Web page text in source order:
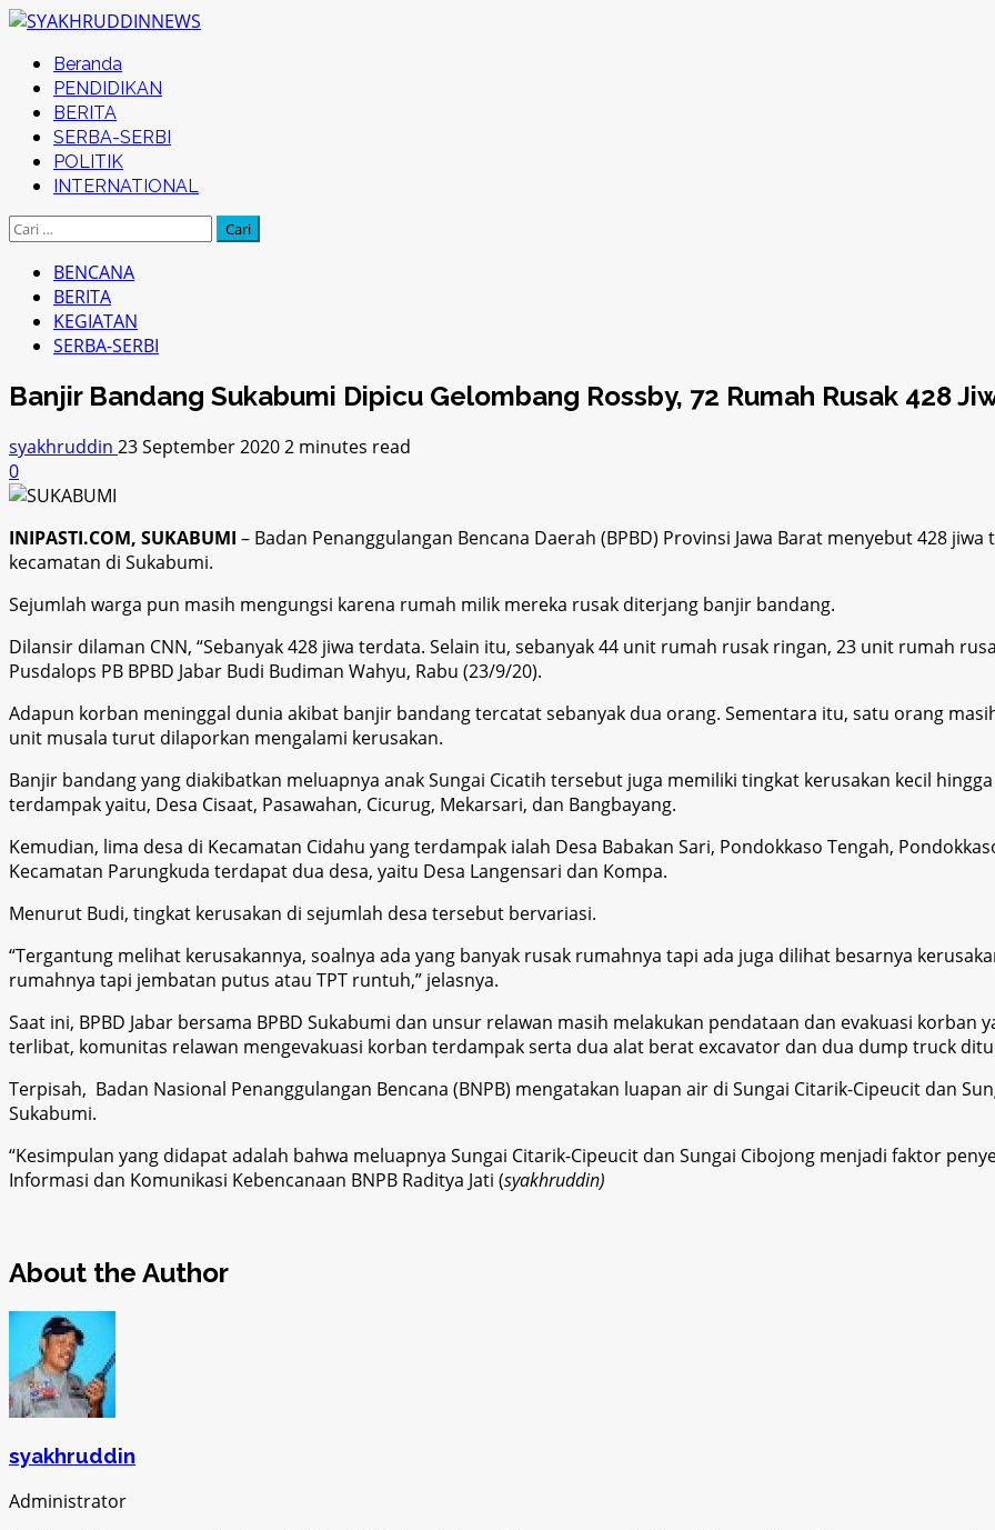
Skip
content
Primary
Menu
Beranda
PENDIDIKAN
BERITA
SERBA-SERBI
POLITIK
INTERNATIONAL
Cari
BENCANA
BERITA
KEGIATAN
SERBA-SERBI
Banjir Bandang Sukabumi Dipicu Gelombang Rossby, 72 Rumah Rusak 428
syakhruddin 23 September 20202 minutes read
0
INIPASTI.COM, SUKABUMI – Badan Penanggulangan Bencana Daerah (BPBD) Provinsi Jawa Barat menyebut 428
kecamatan di Sukabumi.
Sejumlah warga pun masih mengungsi karena rumah milik mereka rusak diterjang banjir bandang.
Dilansir dilaman CNN, “Sebanyak 428 jiwa terdata. Selain itu, sebanyak 44 unit rumah rusak ringan, 23 unit rumah
Pusdalops PB BPBD Jabar Budi Budiman Wahyu, Rabu (23/9/20).
Adapun korban meninggal dunia akibat banjir bandang tercatat sebanyak dua orang. Sementara itu, satu orang
unit musala turut dilaporkan mengalami kerusakan.
Banjir bandang yang diakibatkan meluapnya anak Sungai Cicatih tersebut juga memiliki tingkat kerusakan kecil
terdampak yaitu, Desa Cisaat, Pasawahan, Cicurug, Mekarsari, dan Bangbayang.
Kemudian, lima desa di Kecamatan Cidahu yang terdampak ialah Desa Babakan Sari, Pondokkaso Tengah,
Kecamatan Parungkuda terdapat dua desa, yaitu Desa Langensari dan Kompa.
Menurut Budi, tingkat kerusakan di sejumlah desa tersebut bervariasi.
“Tergantung melihat kerusakannya, soalnya ada yang banyak rusak rumahnya tapi ada juga dilihat besarnya
rumahnya tapi jembatan putus atau TPT runtuh,” jelasnya.
Saat ini, BPBD Jabar bersama BPBD Sukabumi dan unsur relawan masih melakukan pendataan dan evakuasi korban
terlibat, komunitas relawan mengevakuasi korban terdampak serta dua alat berat excavator dan dua dump truck
Terpisah, Badan Nasional Penanggulangan Bencana (BNPB) mengatakan luapan air di Sungai Citarik-Cipeucit dan
Sukabumi.
“Kesimpulan yang didapat adalah bahwa meluapnya Sungai Citarik-Cipeucit dan Sungai Cibojong menjadi faktor
Informasi dan Komunikasi Kebencanaan BNPB Raditya Jati (syakhruddin)
About the Author
syakhruddin
Administrator